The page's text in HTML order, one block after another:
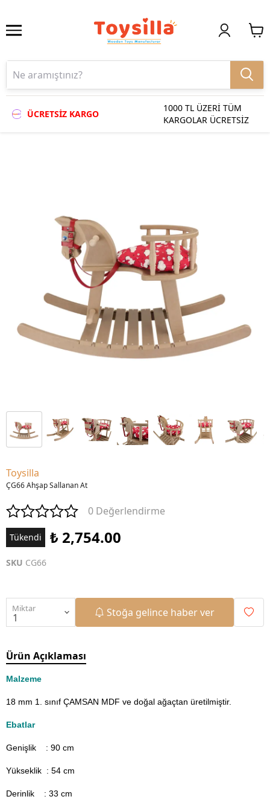
ÜCRETSİZ KARGO
1000 TL ÜZERİ TÜM
KARGOLAR ÜCRETSİZ
Toysilla
ÇG66 Ahşap Sallanan At
0 Değerlendirme
Tükendi ₺ 2,754.00
SKU CG66
Miktar Stoğa gelince haber ver
Ürün Açıklaması
Malzeme
18 mm 1. sınıf ÇAMSAN MDF ve doğal ağaçtan üretilmiştir.
Ebatlar
Genişlik : 90 cm
Yükseklik : 54 cm
Derinlik : 33 cm